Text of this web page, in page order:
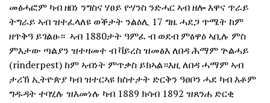
መፅሓፎም ካብ ዘበነ ንግስና ሃፀይ ዮሃንስ ንድሓር ኣብ ዘሎ እዋና ጥራይ
ትግራይ ኣብ ዝተፈላለዩ ወቕታት ንልዕሊ 17 ግዜ ሓደጋ ጥሜት ከም
ዘጥቅዓ ይገልፁ። ኣብ 1880ታት ዓምፈ ብ ወደብ ምፅዋዕ ኣቢሉ ምስ
ምእታው ጣልያን ዝተዛመተ ብ ቫይረስ ዝመፅእ ለበዳ ሕማም ጕልሓይ
(rinderpest) ከም ኣብነት ምጥቃስ ይክኣል።እዚ ለበዳ ሓማም ኣብ
ታሪኽ ኢትዮጵያ ካብ ዝተርኣዩ ክስተታት ድርቅን ዓፀቦን ሓደ ካብ እቶም
ግዱዳት ተባሂሉ ዝእመነሉ ካብ 1889 ክሳብ 1892 ዝጸንሐ ድርቂ